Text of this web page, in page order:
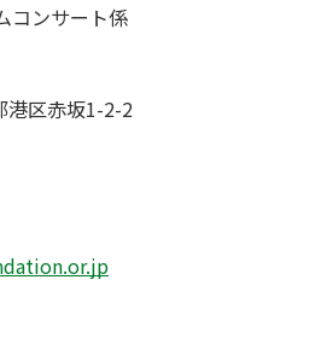
コンサート係
区赤坂1-2-2